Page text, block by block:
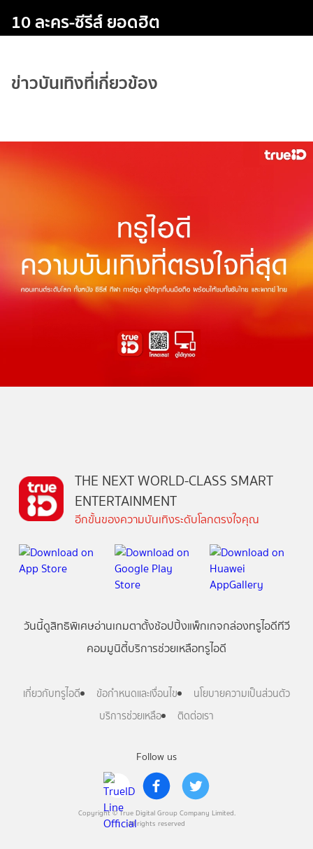
10 ละคร-ซีรีส์ ยอดฮิต
ข่าวบันเทิงที่เกี่ยวข้อง
Follow us
Copyright © True Digital Group Company Limited.
All rights reserved
THE NEXT WORLD-CLASS SMART
ENTERTAINMENT
อีกขั้นของความบันเทิงระดับโลกตรงใจคุณ
วันนี้ดูสิทธิพิเศษอ่านเกมตาตั้งช้อปปิ้งแพ็กเกจกล่องทรูไอดีทีวี
คอมมูนิตี้บริการช่วยเหลือทรูไอดี
เกี่ยวกับทรูไอดี ข้อกำหนดและเงื่อนไข
นโยบายความเป็นส่วนตัว
บริการช่วยเหลือ
ติดต่อเรา